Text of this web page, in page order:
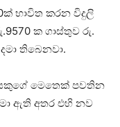
භාවිත කරන විදුලි
ක ගාස්තුව රු.
තිබෙනවා.
මෙතෙක් පවතින
ඇති අතර එහි නව